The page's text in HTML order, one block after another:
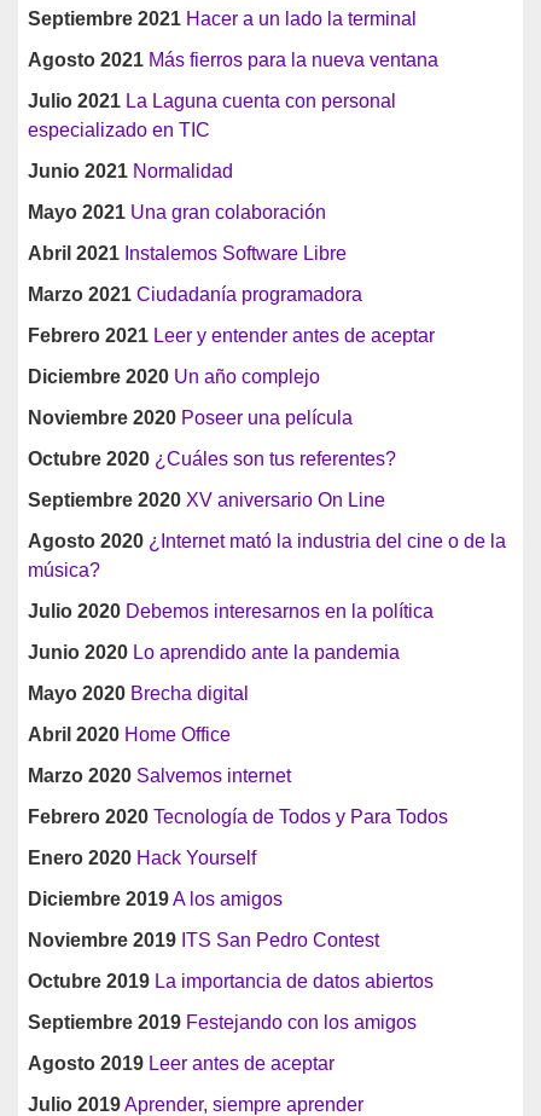
Septiembre 2021 Hacer a un lado la terminal
Agosto 2021 Más fierros para la nueva ventana
Julio 2021 La Laguna cuenta con personal
especializado en TIC
Junio 2021 Normalidad
Mayo 2021 Una gran colaboración
Abril 2021 Instalemos Software Libre
Marzo 2021 Ciudadanía programadora
Febrero 2021 Leer y entender antes de aceptar
Diciembre 2020 Un año complejo
Noviembre 2020 Poseer una película
Octubre 2020 ¿Cuáles son tus referentes?
Septiembre 2020 XV aniversario On Line
Agosto 2020 ¿Internet mató la industria del cine o de la
música?
Julio 2020 Debemos interesarnos en la política
Junio 2020 Lo aprendido ante la pandemia
Mayo 2020 Brecha digital
Abril 2020 Home Office
Marzo 2020 Salvemos internet
Febrero 2020 Tecnología de Todos y Para Todos
Enero 2020 Hack Yourself
Diciembre 2019A los amigos
Noviembre 2019 ITS San Pedro Contest
Octubre 2019 La importancia de datos abiertos
Septiembre 2019 Festejando con los amigos
Agosto 2019 Leer antes de aceptar
Julio 2019Aprender, siempre aprender